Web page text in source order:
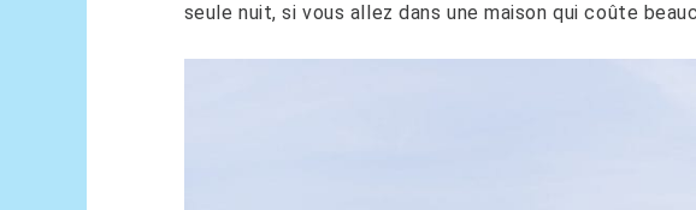
seule nuit, si vous allez dans une maison qui coûte